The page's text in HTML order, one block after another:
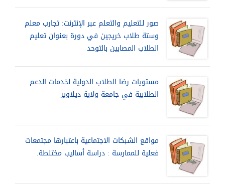
صور للتعليم والتعلم عبر الإنترنت: تجارب معلم
وستة طلاب خريجين في دورة بعنوان تعليم
الطلاب المصابين بالتوحد
مستويات رضا الطلاب الدولية لخدمات الدعم
الطلابية في جامعة ولاية ديلاوير
مواقع الشبكات الاجتماعية باعتبارها مجتمعات
فعلية للممارسة : دراسة أساليب مختلطة.